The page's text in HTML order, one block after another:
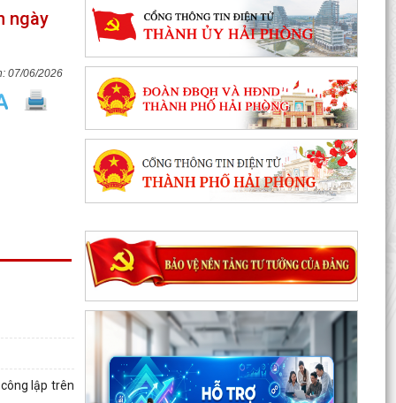
ngày
07/06/2026
lập trên
Phối hợp triển khai các hoạt động trước khi
ngừng hoạt động mạng thông tin di động công
nghệ 2G
Tuyên truyền Chung kết Hội thi lực lượng tham
quốc...
Quyết định Ban hành định mức kinh tế - kỹ thuật
đối với các dịch vụ giáo dục mầm non, giáo dục
phổ...
Công khai Quyết định số 3084/QĐ-UBND ngày
04/8/2026 của UBND thành phố